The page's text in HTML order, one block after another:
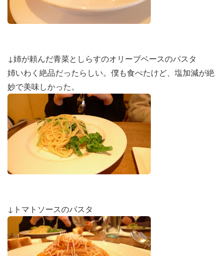
↓姉が頼んだ青菜としらすのオリーブベースのパスタ
姉いわく絶品だったらしい。僕も食べたけど、塩加減が絶
妙で美味しかった。
↓トマトソースのパスタ